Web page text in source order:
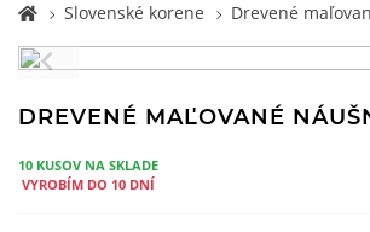
Slovenské korene Drevené
DREVENÉ MAĽOVANÉ
10 KUSOV NA SKLADE
VYROBÍM DO 10 DNÍ